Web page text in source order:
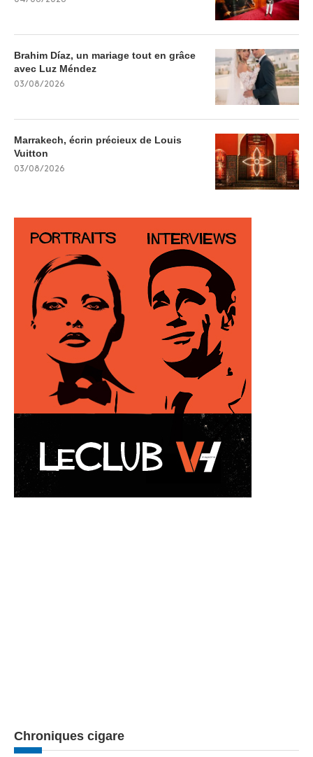
Brahim Díaz, un mariage tout en grâce
avec Luz Méndez
03/08/2026
Marrakech, écrin précieux de Louis
Vuitton
03/08/2026
Chroniques cigare